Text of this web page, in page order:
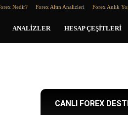
Nedir? Forex Altın Analizleri Forex Anlık
ANALIZLER HESAP ÇEŞITLERI
CANLI FOREX